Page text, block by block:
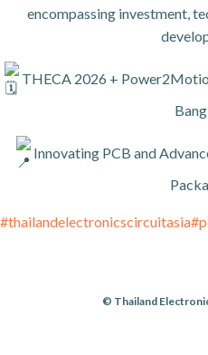
encompassing investment,
THECA 2026 +
Innovating PCB and
#thailandelectronicscircuitasia
© Thailand